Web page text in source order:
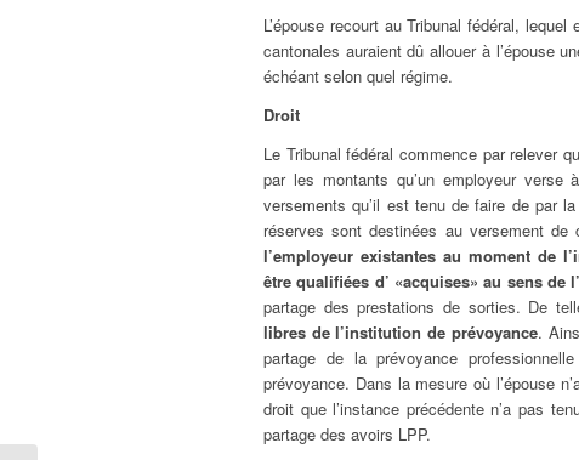
L’épouse recourt au Tribunal fédéral,
cantonales auraient dû allouer à l’épouse
échéant selon quel régime.
Droit
Le Tribunal fédéral commence par relever
par les montants qu’un employeur
versements qu’il est tenu de faire de par
réserves sont destinées au versement de
l’employeur existantes au moment de
être qualifiées d’ «acquises» au sens de
partage des prestations de sorties. De
libres de l’institution de prévoyance.
partage de la prévoyance
prévoyance. Dans la mesure où l’épouse
droit que l’instance précédente n’a pas
partage des avoirs LPP.